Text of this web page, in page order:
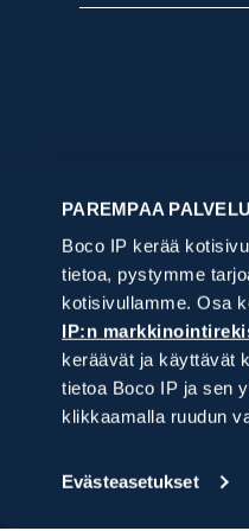
PAREMPAA
Boco IP kerää
tietoa, pystymme
kotisivullamme. Osa
IP:n
keräävät ja käyttävät
tietoa Boco IP ja sen
klikkaamalla ruudun
Evästeasetukset
Haluan suojata
Tarvitsen IP-
Haluan saada IPR-
en tiedä mistä